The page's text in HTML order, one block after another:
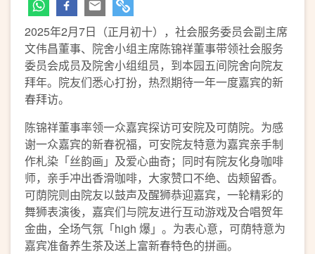
2025年2月7日（正月初十），社会服务委员会副主席
文伟昌董事、院舍小组主席陈锦祥董事带领社会服务
委员会成员及院舍小组组员，到本园五间院舍向院友
拜年。院友们悉心打扮，热烈期待一年一度嘉宾的新
春拜访。
陈锦祥董事率领一众嘉宾探访可安院及可荫院。为感
谢一众嘉宾的新春祝福，可安院友特意为嘉宾亲手制
作札染「丝韵画」及爱心曲奇；同时有院友化身咖啡
师，亲手冲出香滑咖啡，大家赞口不绝、齿颊留香。
可荫院则由院友以鼓声及醒狮恭迎嘉宾，一轮精彩的
舞狮表演後，嘉宾们与院友进行互动游戏及合唱贺年
金曲，全场气氛「high 爆」。为表心意，可荫特意为
嘉宾准备养生茶及送上富新春特色的拼画。